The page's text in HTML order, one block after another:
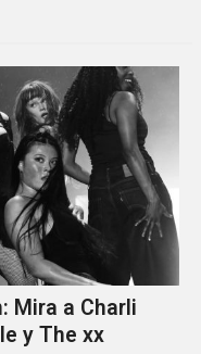
Mira a Charli
y The xx